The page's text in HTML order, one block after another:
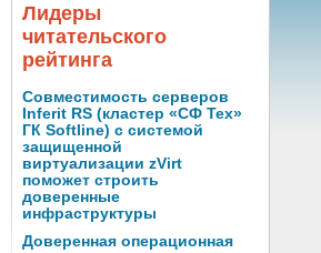
Лидеры
читательского
рейтинга
Совместимость серверов
Inferit RS (кластер «СФ Тех»
ГК Softline) с системой
защищенной
виртуализации zVirt
поможет строить
доверенные
инфраструктуры
Доверенная операционная